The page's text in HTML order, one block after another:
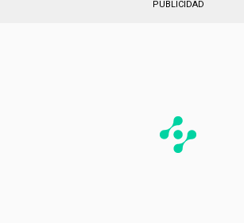
tomar la ventaja por su fichaje.